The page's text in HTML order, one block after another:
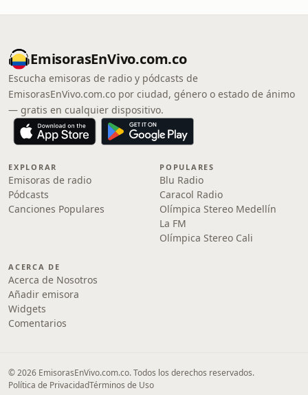
EmisorasEnVivo.com.co
Escucha emisoras de radio y pódcasts de
EmisorasEnVivo.com.co por ciudad, género o estado de ánimo
— gratis en cualquier dispositivo.
EXPLORAR
Emisoras de radio
Pódcasts
Canciones Populares
POPULARES
Blu Radio
Caracol Radio
Olímpica Stereo Medellín
La FM
Olímpica Stereo Cali
ACERCA DE
Acerca de Nosotros
Añadir emisora
Widgets
Comentarios
© 2026 EmisorasEnVivo.com.co. Todos los derechos reservados.
Política de PrivacidadTérminos de Uso